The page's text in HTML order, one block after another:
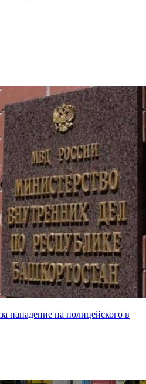
нападение на полицейского в